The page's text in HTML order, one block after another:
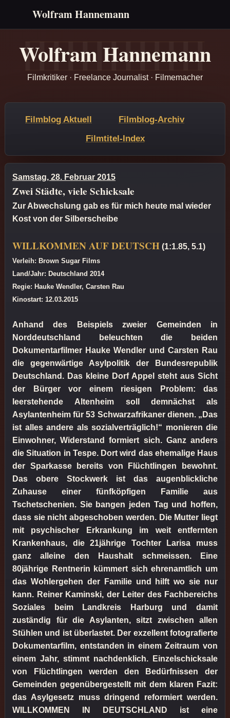
Wolfram Hannemann
Wolfram Hannemann
Filmkritiker · Freelance Journalist · Filmemacher
Filmblog Aktuell
Filmblog-Archiv
Filmtitel-Index
Samstag, 28. Februar 2015
Zwei Städte, viele Schicksale
Zur Abwechslung gab es für mich heute mal wieder
Kost von der Silberscheibe
WILLKOMMEN AUF DEUTSCH (1:1.85, 5.1)
Verleih: Brown Sugar Films
Land/Jahr: Deutschland 2014
Regie: Hauke Wendler, Carsten Rau
Kinostart: 12.03.2015
Anhand des Beispiels zweier Gemeinden in
Norddeutschland beleuchten die beiden
Dokumentarfilmer Hauke Wendler und Carsten Rau
die gegenwärtige Asylpolitik der Bundesrepublik
Deutschland. Das kleine Dorf Appel steht aus Sicht
der Bürger vor einem riesigen Problem: das
leerstehende Altenheim soll demnächst als
Asylantenheim für 53 Schwarzafrikaner dienen. „Das
ist alles andere als sozialverträglich!“ monieren die
Einwohner, Widerstand formiert sich. Ganz anders
die Situation in Tespe. Dort wird das ehemalige Haus
der Sparkasse bereits von Flüchtlingen bewohnt.
Das obere Stockwerk ist das augenblickliche
Zuhause einer fünfköpfigen Familie aus
Tschetschenien. Sie bangen jeden Tag und hoffen,
dass sie nicht abgeschoben werden. Die Mutter liegt
mit psychischer Erkrankung im weit entfernten
Krankenhaus, die 21jährige Tochter Larisa muss
ganz alleine den Haushalt schmeissen. Eine
80jährige Rentnerin kümmert sich ehrenamtlich um
das Wohlergehen der Familie und hilft wo sie nur
kann. Reiner Kaminski, der Leiter des Fachbereichs
Soziales beim Landkreis Harburg und damit
zuständig für die Asylanten, sitzt zwischen allen
Stühlen und ist überlastet. Der exzellent fotografierte
Dokumentarfilm, entstanden in einem Zeitraum von
einem Jahr, stimmt nachdenklich. Einzelschicksale
von Flüchtlingen werden den Bedürfnissen der
Gemeinden gegenübergestellt mit dem klaren Fazit:
das Asylgesetz muss dringend reformiert werden.
WILLKOMMEN IN DEUTSCHLAND ist eine